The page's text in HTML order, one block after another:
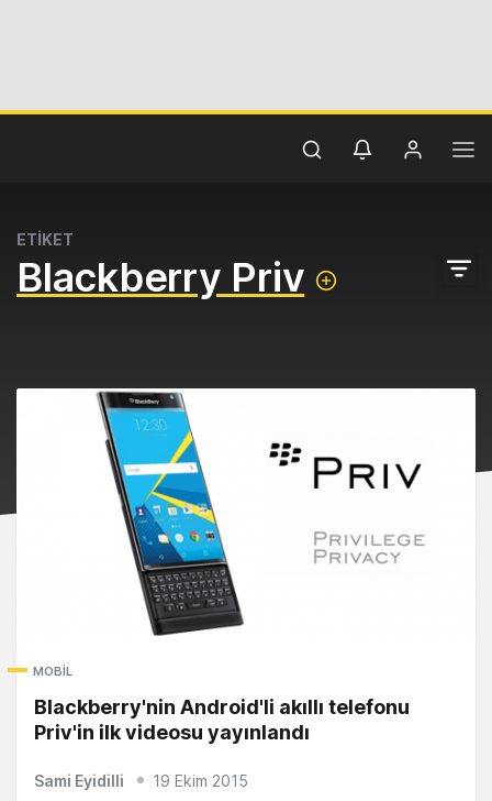
ETİKET
Blackberry Priv
MOBIL
Blackberry'nin Android'li akıllı telefonu
Priv'in ilk videosu yayınlandı
Sami Eyidilli 19 Ekim 2015